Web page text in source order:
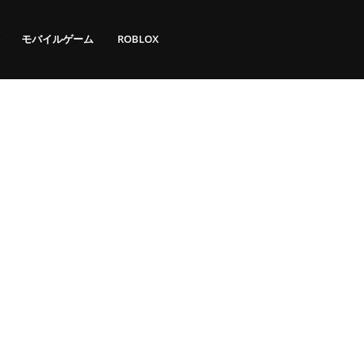
モバイルゲーム ROBLOX